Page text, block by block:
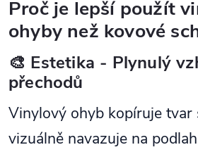
Proč je lepší použít
ohyby než kovové
🎨 Estetika - Plynulý
přechodů
Vinylový ohyb kopíruje tvar
vizuálně navazuje na